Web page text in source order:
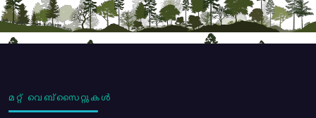
മറ്റ് വെബ്സൈറ്റുകൾ